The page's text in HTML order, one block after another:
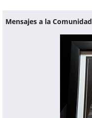
Mensajes a la Comunidad